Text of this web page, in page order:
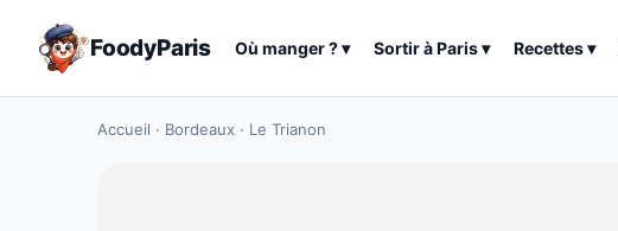
FoodyParis Où manger ?▾ Sortir àParis▾ Recettes▾
Accueil · Bordeaux · Le Trianon